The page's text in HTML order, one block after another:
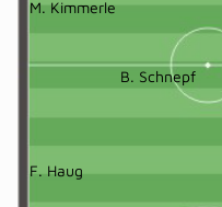
M. Kimmerle
B. Schnepf
F. Haug